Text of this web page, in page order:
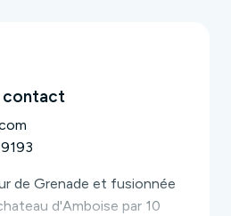
contact
de Grenade et fusionnée
d'Amboise par 10